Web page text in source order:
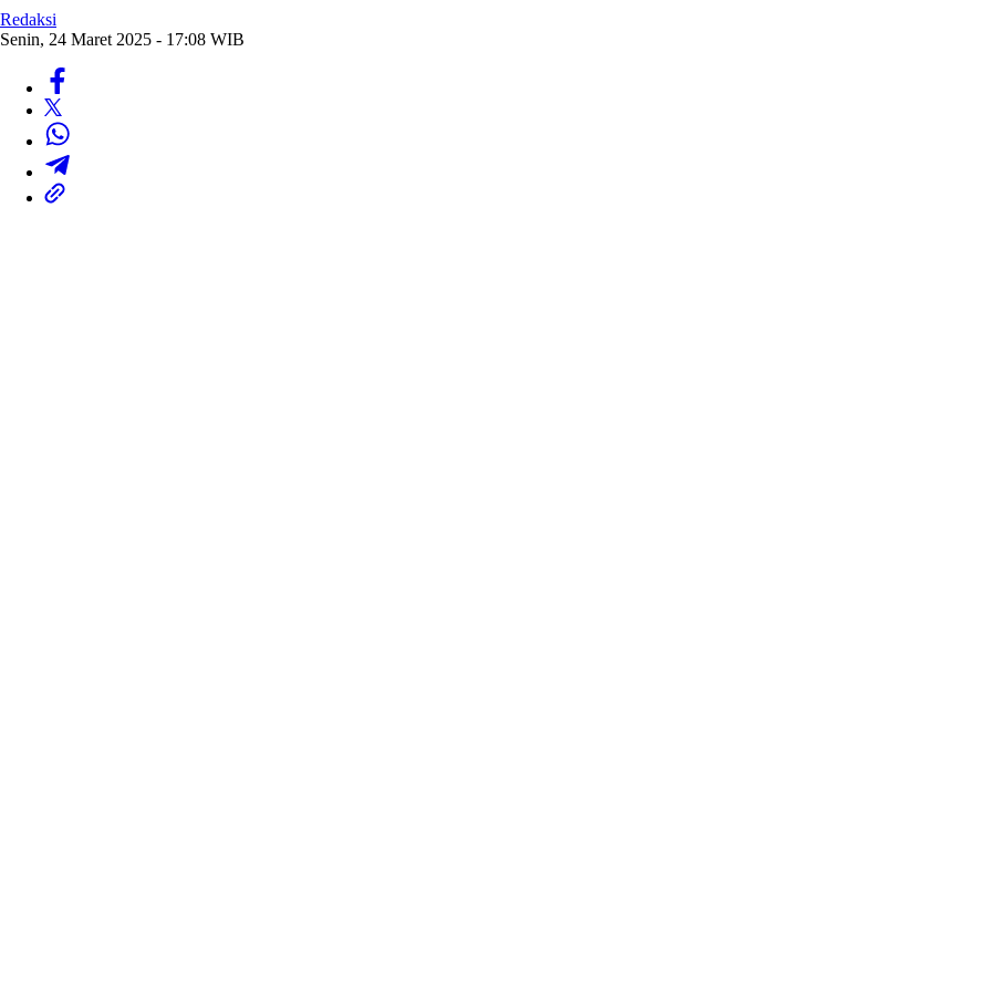
Redaksi
Senin, 24 Maret 2025 - 17:08 WIB